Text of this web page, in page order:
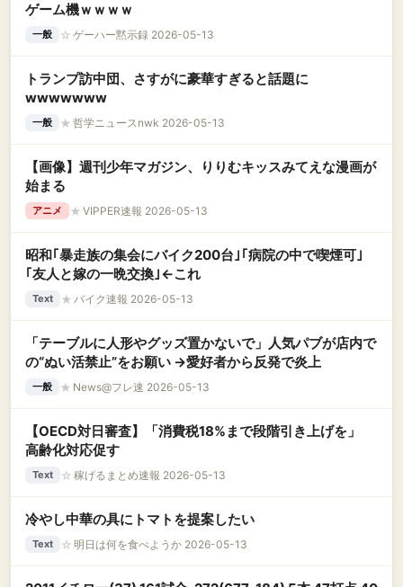
ゲーム機ｗｗｗｗ
一般 ☆ ゲーハー黙示録 2026-05-13
トランプ訪中団、さすがに豪華すぎると話題に
wwwwwww
一般 ★ 哲学ニュースnwk 2026-05-13
【画像】週刊少年マガジン、りりむキッスみてえな漫画が
始まる
アニメ ★ VIPPER速報 2026-05-13
昭和｢暴走族の集会にバイク200台｣｢病院の中で喫煙可｣
｢友人と嫁の一晩交換｣←これ
Text ★ バイク速報 2026-05-13
「テーブルに人形やグッズ置かないで」人気パブが店内で
の“ぬい活禁止”をお願い →愛好者から反発で炎上
一般 ★ News@フレ速 2026-05-13
【OECD対日審査】「消費税18%まで段階引き上げを」
高齢化対応促す
Text ☆ 稼げるまとめ速報 2026-05-13
冷やし中華の具にトマトを提案したい
Text ☆ 明日は何を食べようか 2026-05-13